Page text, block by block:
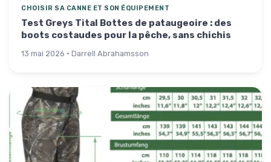
CHOISIR SA CANNE ET SON ÉQUIPEMENT
Test Greys Tital Bottes de pataugeoire : des
boots costaudes pour la pêche, sans chichis
13 mai 2026 · Darrell Abrahamsson